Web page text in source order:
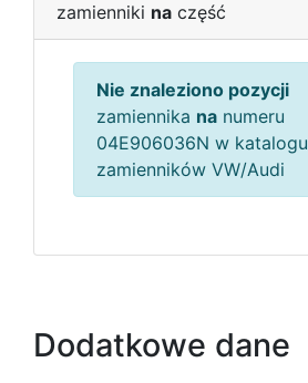
zamienniki na część
Nie znaleziono pozycji
zamiennika na numeru
04E906036N w katalogu
zamienników VW/Audi
Dodatkowe dane